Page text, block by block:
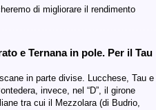
di migliorare il rendimento
e Ternana in pole. Per il Tau
in parte divise. Lucchese, Tau e
invece, nel “D”, il girone
tra cui il Mezzolara (di Budrio,